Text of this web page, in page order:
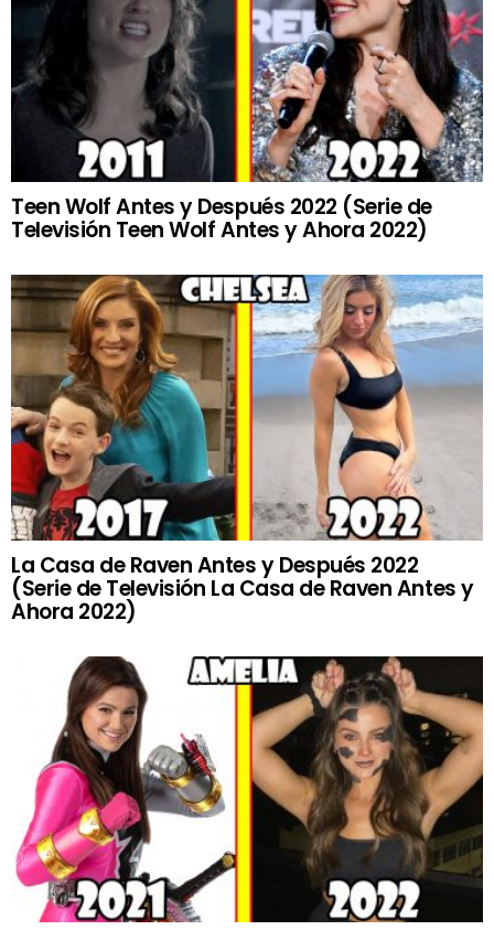
Teen Wolf Antes y Después 2022 (Serie de
Televisión Teen Wolf Antes y Ahora 2022)
La Casa de Raven Antes y Después 2022
(Serie de Televisión La Casa de Raven Antes y
Ahora 2022)